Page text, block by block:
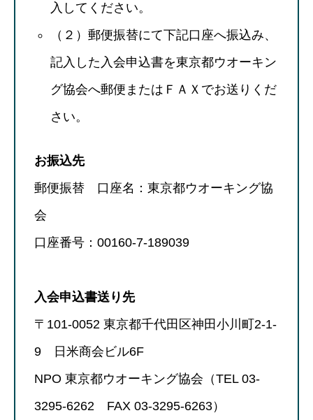
入してください。
（２）郵便振替にて下記口座へ振込み、
記入した入会申込書を東京都ウオーキン
グ協会へ郵便またはＦＡＸでお送りくだ
さい。
お振込先
郵便振替 口座名：東京都ウオーキング協
会
口座番号：00160-7-189039
入会申込書送り先
〒101-0052 東京都千代田区神田小川町2-1-
9 日米商会ビル6F
NPO 東京都ウオーキング協会（TEL 03-
3295-6262 FAX 03-3295-6263）